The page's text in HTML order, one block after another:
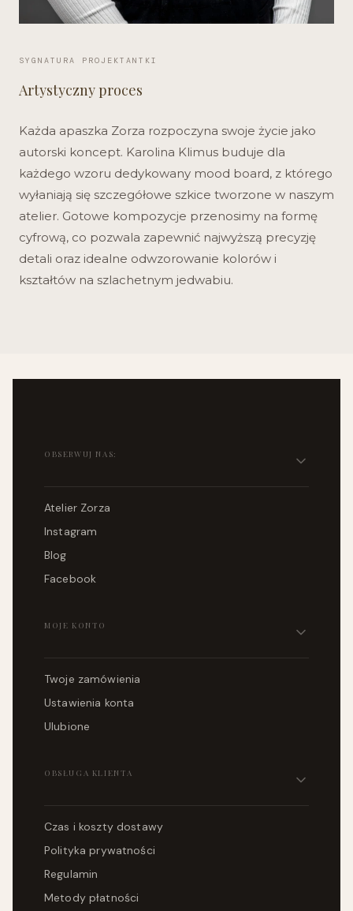
SYGNATURA PROJEKTANTKI
Artystyczny proces
Każda apaszka Zorza rozpoczyna swoje życie jako
autorski koncept. Karolina Klimus buduje dla
każdego wzoru dedykowany mood board, z którego
wyłaniają się szczegółowe szkice tworzone w naszym
atelier. Gotowe kompozycje przenosimy na formę
cyfrową, co pozwala zapewnić najwyższą precyzję
detali oraz idealne odwzorowanie kolorów i
kształtów na szlachetnym jedwabiu.
OBSERWUJ NAS:
Atelier Zorza
Instagram
Blog
Facebook
MOJE KONTO
Twoje zamówienia
Ustawienia konta
Ulubione
OBSŁUGA KLIENTA
Czas i koszty dostawy
Polityka prywatności
Regulamin
Metody płatności